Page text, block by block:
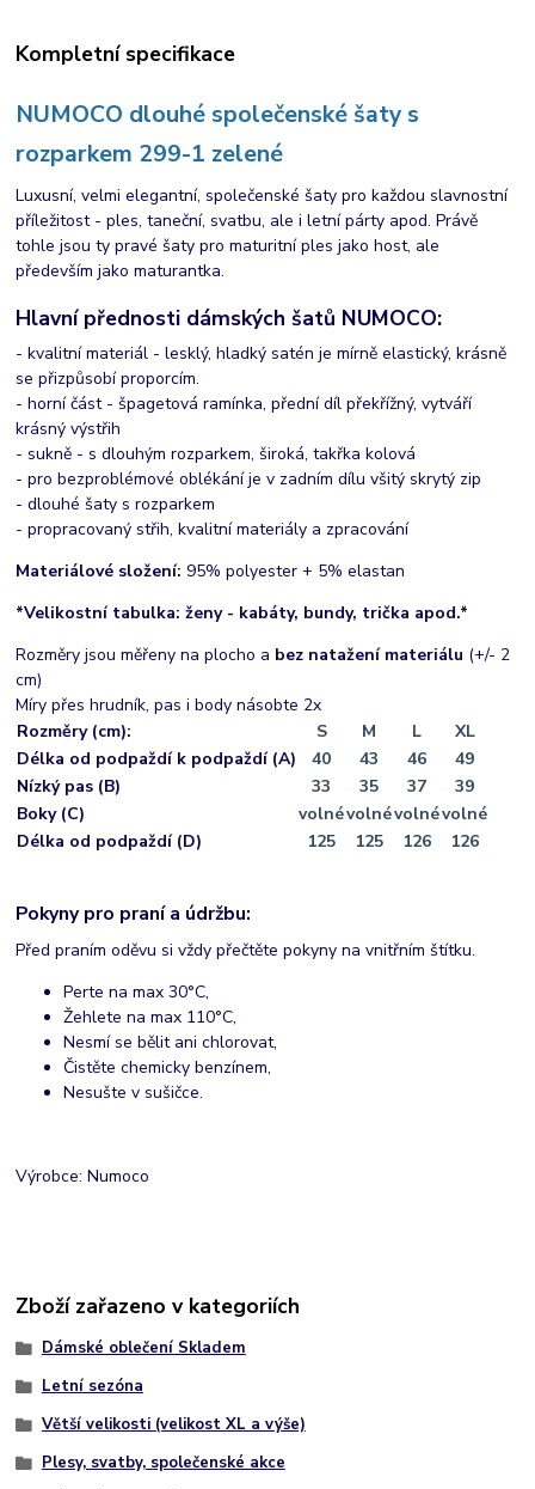
Kompletní specifikace
NUMOCO dlouhé společenské šaty s
rozparkem 299-1 zelené
Luxusní, velmi elegantní, společenské šaty pro každou slavnostní
příležitost - ples, taneční, svatbu, ale i letní párty apod. Právě
tohle jsou ty pravé šaty pro maturitní ples jako host, ale
především jako maturantka.
Hlavní přednosti dámských šatů NUMOCO:
- kvalitní materiál - lesklý, hladký satén je mírně elastický, krásně
se přizpůsobí proporcím.
- horní část - špagetová ramínka, přední díl překřížný, vytváří
krásný výstřih
- sukně - s dlouhým rozparkem, široká, takřka kolová
- pro bezproblémové oblékání je v zadním dílu všitý skrytý zip
- dlouhé šaty s rozparkem
- propracovaný střih, kvalitní materiály a zpracování
Materiálové složení: 95% polyester + 5% elastan
*Velikostní tabulka: ženy - kabáty, bundy, trička apod.*
Rozměry jsou měřeny na plocho a bez natažení materiálu (+/- 2
cm)
Míry přes hrudník, pas i body násobte 2x
Rozměry (cm):
S M L
XL
Délka od podpaždí k podpaždí (A)
40 43 46
49
Nízký pas (B)
33 35 37
39
Boky (C)
volnévolnévolnévolné
Délka od podpaždí (D)
125 125 126 126
Pokyny pro praní a údržbu:
Před praním oděvu si vždy přečtěte pokyny na vnitřním štítku.
Perte na max 30°C,
Žehlete na max 110°C,
Nesmí se bělit ani chlorovat,
Čistěte chemicky benzínem,
Nesušte v sušičce.
Výrobce: Numoco
Zboží zařazeno v kategoriích
Dámské oblečení Skladem
Letní sezóna
Větší velikosti (velikost XL a výše)
Plesy, svatby, společenské akce